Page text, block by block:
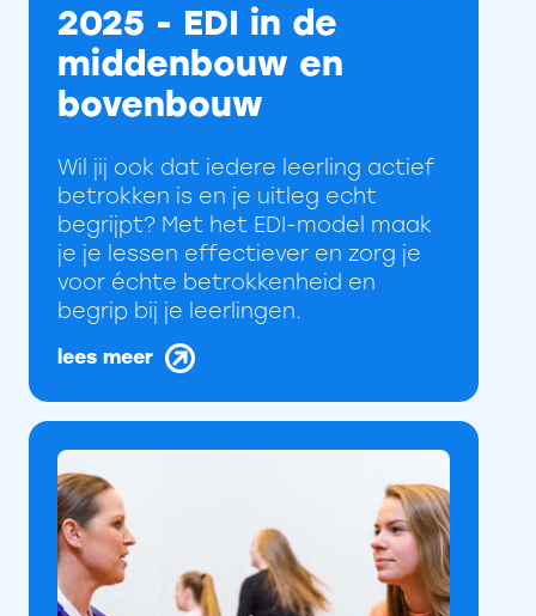
2025 - EDI in de
middenbouw en
bovenbouw
Wil jij ook dat iedere leerling actief
betrokken is en je uitleg echt
begrijpt? Met het EDI-model maak
je je lessen effectiever en zorg je
voor échte betrokkenheid en
begrip bij je leerlingen.
lees meer